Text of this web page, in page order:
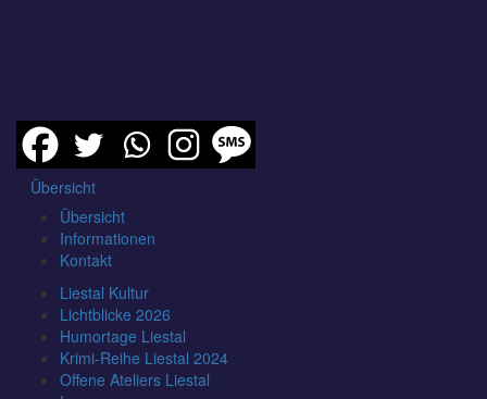
Übersicht
Übersicht
Informationen
Kontakt
Liestal Kultur
Lichtblicke 2026
Humortage Liestal
Krimi-Reihe Liestal 2024
Offene Ateliers Liestal